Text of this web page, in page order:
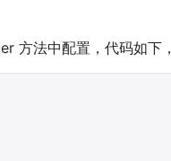
方法中配置，代码如下，